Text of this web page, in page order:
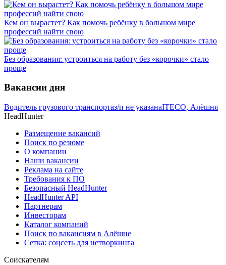
Кем он вырастет? Как помочь ребёнку в большом мире
профессий найти свою
Без образования: устроиться на работу без «корочки» стало
проще
Вакансии дня
Водитель грузового транспортаз/п не указанаITECO, Алёшня
HeadHunter
Размещение вакансий
Поиск по резюме
О компании
Наши вакансии
Реклама на сайте
Требования к ПО
Безопасный HeadHunter
HeadHunter API
Партнерам
Инвесторам
Каталог компаний
Поиск по вакансиям в Алёшне
Сетка: соцсеть для нетворкинга
Соискателям